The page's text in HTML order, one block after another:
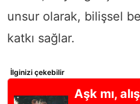
unsur olarak, bilişsel
katkı sağlar.
İlginizi çekebilir
Aşk mı,